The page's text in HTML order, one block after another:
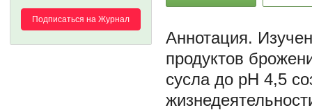
Подписаться на Журнал
продуктов
сусла до рН 4,5